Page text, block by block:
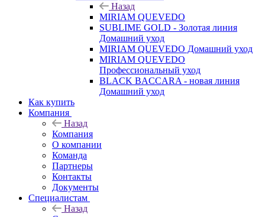
Назад
MIRIAM QUEVEDO
SUBLIME GOLD - Золотая линия
Домашний уход
MIRIAM QUEVEDO Домашний уход
MIRIAM QUEVEDO
Профессиональный уход
BLACK BACCARA - новая линия
Домашний уход
Как купить
Компания
Назад
Компания
О компании
Команда
Партнеры
Контакты
Документы
Специалистам
Назад